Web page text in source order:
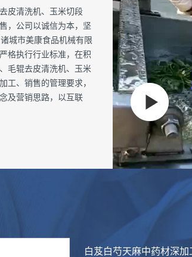
皮清洗机、玉米切段
，公司以诚信为本，坚
城市美康食品机械有限
格执行行业标准，在积
毛辊去皮清洗机、玉米
工、销售的管理要求，
及营销思路，以互联
白芨白芍天麻中药材深加